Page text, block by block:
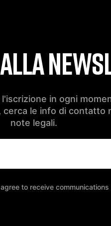
in ogni
cerca le info di contatto
note legali.
to receive communications